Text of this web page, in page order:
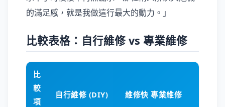
的滿足感，就是我做這行最大的動力。」
比較表格：自行維修 vs 專業維修
比
較
項
自行維修 (DIY) 維修快 專業維修